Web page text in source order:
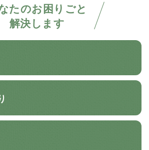
たのお困りごと
解決します